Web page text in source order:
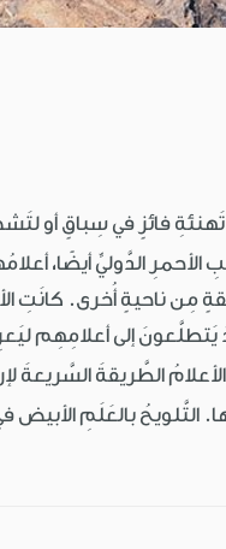
فائزٍ في سِباقٍ أو
الدَّوليِّ أيضًا،
ناحيةٍ أُخرى. كانَتِ
يَتطلَّعونَ إلى أعلامِهِم
الطَّريقةَ السَّريعةَ
التَّلويحُ بالعَلَمِ الأبيض